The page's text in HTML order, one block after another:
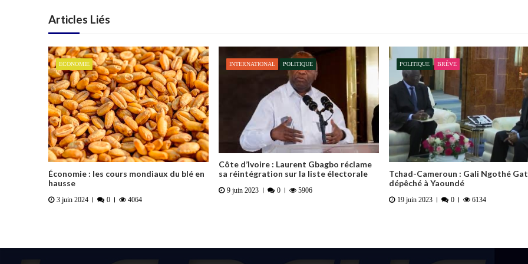
Articles Liés
ECONOMIE
Économie : les cours mondiaux du blé en
hausse
3 juin 2024 0 4064
INTERNATIONAL POLITIQUE
Côte d’Ivoire : Laurent Gbagbo réclame
sa réintégration sur la liste électorale
9 juin 2023 0 5906
POLITIQUE BRÈVE
Tchad-Cameroun : Gali Ngothé
dépêché à Yaoundé
19 juin 2023 0 6134